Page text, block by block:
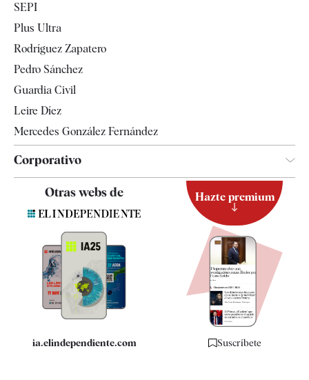
Televisión
SEPI
Plus Ultra
Rodríguez Zapatero
Pedro Sánchez
Guardia Civil
Leire Díez
Mercedes González Fernández
Corporativo
Contacto
Quiénes somos
Especificaciones
Otras webs de
ia.elindependiente.com
Hazte premium
Suscríbete